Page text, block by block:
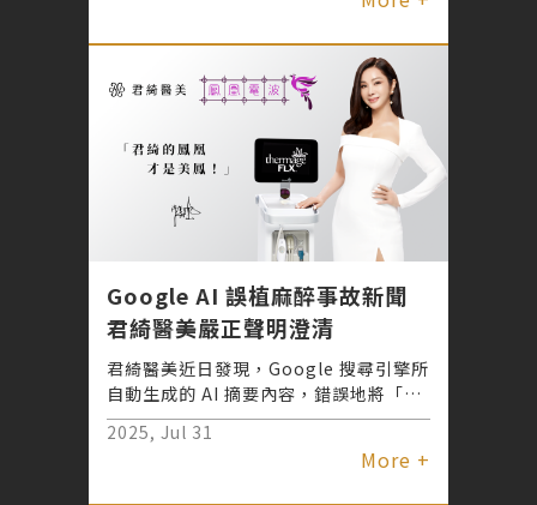
牌產生誤解與不當聯想。對此，君綺已發
並保留法律追訴權利，以維護診所長年耕
耘的專業信譽。 君綺醫美同時呼籲各界
與媒體朋友切勿轉載或引用錯誤訊息，若
有疑義，歡迎主動向診所查證正確資訊。
君綺強調，其始終秉持高標準醫療規範，
提供原廠正貨、專業醫師團隊以及麻醉專
科醫師全程守護，致力打造安全且安心的
醫美環境。
Google AI 誤植麻醉事故新聞
君綺醫美嚴正聲明澄清
君綺醫美近日發現，Google 搜尋引擎所
自動生成的 AI 摘要內容，錯誤地將「光
澤診所」涉及麻醉事故之新聞資訊，誤植
為君綺醫美相關事件，導致社會大眾對品
牌產生誤解與不當聯想。對此，君綺已發
2025, Jul 31
More +